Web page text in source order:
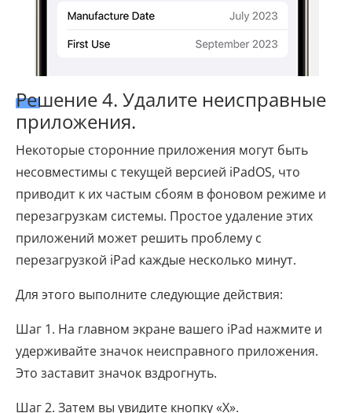
Решение 4. Удалите неисправные
приложения.
Некоторые сторонние приложения могут быть
несовместимы с текущей версией iPadOS, что
приводит к их частым сбоям в фоновом режиме и
перезагрузкам системы. Простое удаление этих
приложений может решить проблему с
перезагрузкой iPad каждые несколько минут.
Для этого выполните следующие действия:
Шаг 1. На главном экране вашего iPad нажмите и
удерживайте значок неисправного приложения.
Это заставит значок вздрогнуть.
Шаг 2. Затем вы увидите кнопку «X».